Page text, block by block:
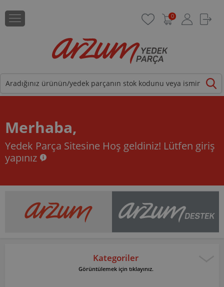
0
Merhaba,
Yedek Parça Sitesine Hoş geldiniz! Lütfen giriş
yapınız
Kategoriler
Görüntülemek için tıklayınız.